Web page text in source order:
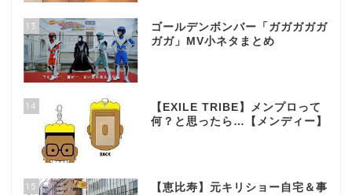
13
ゴールデンボンバー「ガガガガガ
ガガ」MV小ネタまとめ
14
【EXILE TRIBE】メンプロって
何？と思ったら…【メンディー】
15
【恵比寿】元キリショー自宅＆事